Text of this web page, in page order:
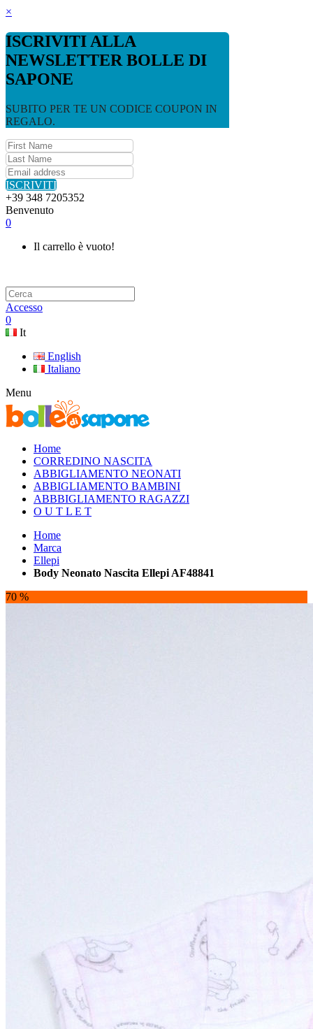
×
ISCRIVITI ALLA
NEWSLETTER BOLLE DI
SAPONE
SUBITO PER TE UN CODICE COUPON IN
REGALO.
ISCRIVITI
+39 348 7205352
Benvenuto
0
Il carrello è vuoto!
Accesso
0
It
English
Italiano
Menu
Home
CORREDINO NASCITA
ABBIGLIAMENTO NEONATI
ABBIGLIAMENTO BAMBINI
ABBBIGLIAMENTO RAGAZZI
O U T L E T
Home
Marca
Ellepi
Body Neonato Nascita Ellepi AF48841
70 %